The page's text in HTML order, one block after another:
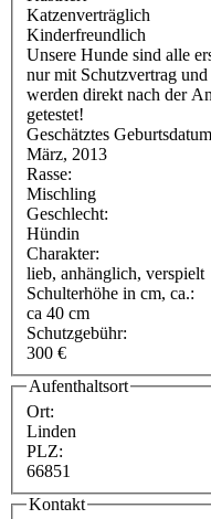
Katzenverträglich
Kinderfreundlich
Unsere Hunde sind alle
nur mit Schutzvertrag
werden direkt nach der
getestet!
Geschätztes
März, 2013
Rasse:
Mischling
Geschlecht:
Hündin
Charakter:
lieb, anhänglich, verspielt
Schulterhöhe in cm, ca.:
ca 40 cm
Schutzgebühr:
300 €
Aufenthaltsort
Ort:
Linden
PLZ:
66851
Kontakt